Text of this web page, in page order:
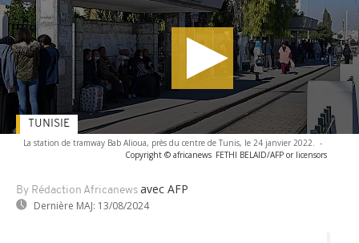
La station de tramway Bab Alioua, près du centre de Tunis, le 24 janvier 2022. -
Copyright © africanews FETHI BELAID/AFP or licensors
By Rédaction Africanews avec AFP
Dernière MAJ: 13/08/2024
TUNISIE